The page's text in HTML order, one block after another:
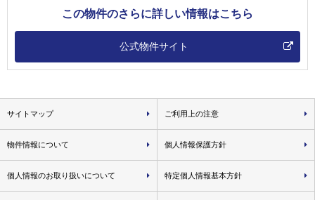
この物件のさらに詳しい情報はこちら
公式物件サイト
サイトマップ ご利用上の注意
物件情報について 個人情報保護方針
個人情報のお取り扱いについて 特定個人情報基本方針